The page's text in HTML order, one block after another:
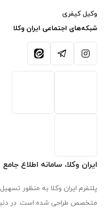
وکیل کیفری
شبکه‌های اجتماعی ایران وکلا
آیکون اینستاگرام
آیکون تلگرامآیکون ایتا
ایران وکلا، سامانه اطلاع
پلتفرم ایران وکلا به منظور
متخصص طراحی شده است. در